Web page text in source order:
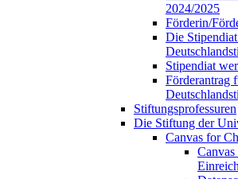
2024/2025
Förderin/
Die
Stipendiat
Förderantrag
Stiftungsprofessuren
Die Stiftung der
Canvas for